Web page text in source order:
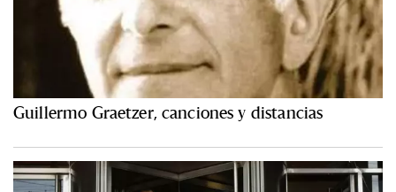
Guillermo Graetzer, canciones y distancias